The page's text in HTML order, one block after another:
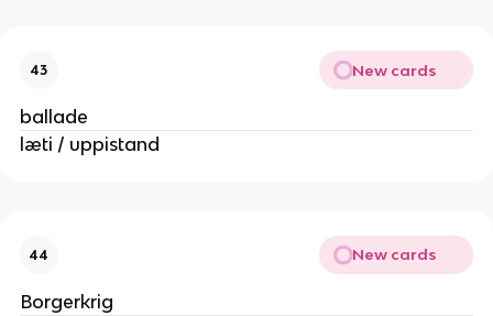
43 New cards
ballade
læti / uppistand
44 New cards
Borgerkrig